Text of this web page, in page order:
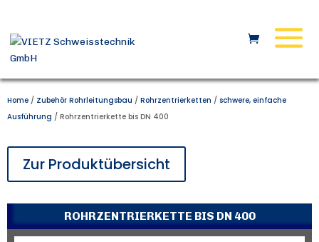
Home / Zubehör Rohrleitungsbau / Rohrzentrierketten / schwere, einfache
Ausführung / Rohrzentrierkette bis DN 400
Zur Produktübersicht
ROHRZENTRIERKETTE BIS DN 400